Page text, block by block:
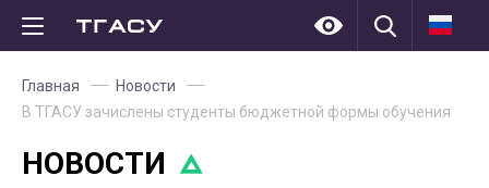
Главная
Новости
В ТГАСУ зачислены студенты бюджетной формы обучения
НОВОСТИ